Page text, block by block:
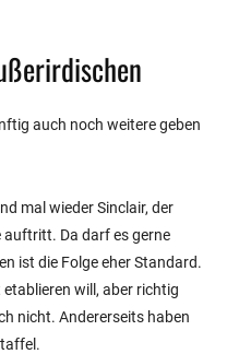
auch noch weitere geben
mal wieder Sinclair, der
auftritt. Da darf es gerne
ist die Folge eher Standard.
etablieren will, aber richtig
nicht. Andererseits haben